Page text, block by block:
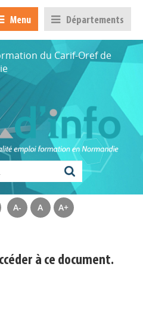
Menu Départements
du Carif-Oref de
A- A A+
à ce document.
actu !